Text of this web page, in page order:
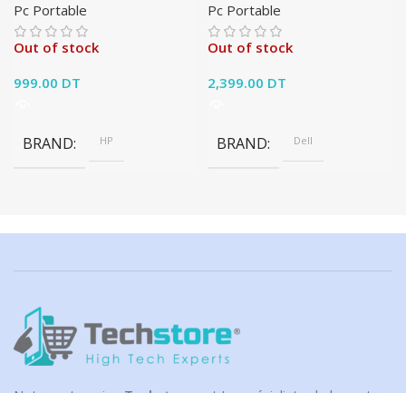
Pc Portable
Out of stock
999.00 DT
BRAND HP
Pc Portable
Out of stock
2,399.00 DT
BRAND Dell